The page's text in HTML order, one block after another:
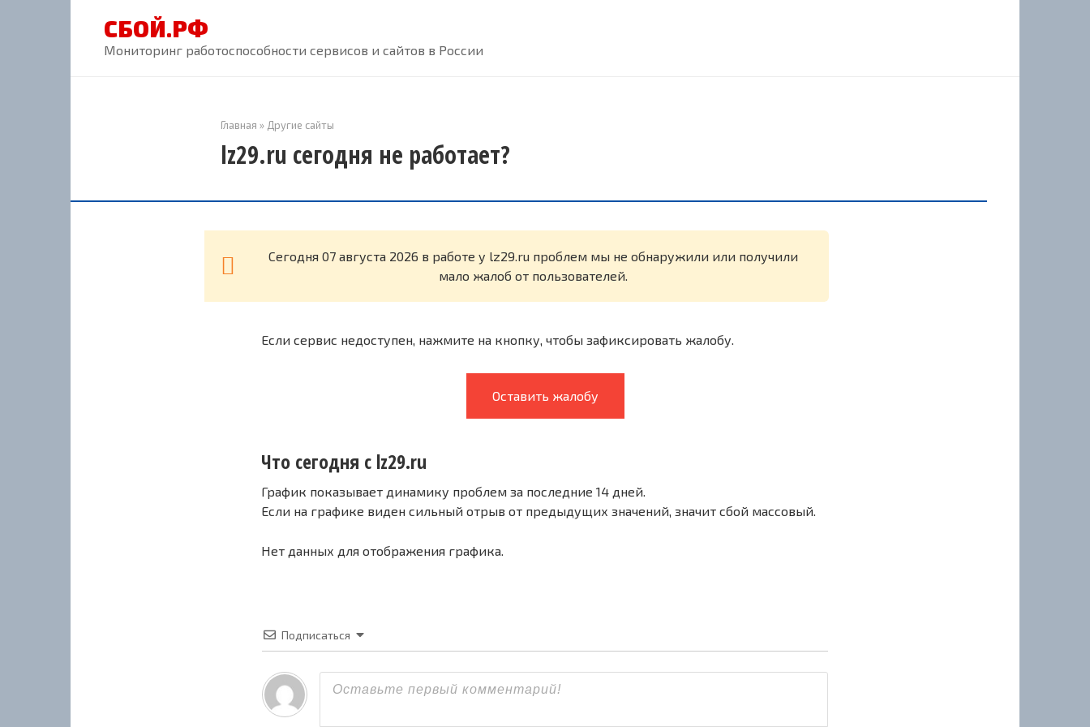
СБОЙ.РФ
Мониторинг работоспособности сервисов и сайтов в России
Главная » Другие сайты
lz29.ru сегодня не работает?
Cегодня 07 августа 2026 в работе у lz29.ru проблем мы не обнаружили или получили
мало жалоб от пользователей.
Если сервис недоступен, нажмите на кнопку, чтобы зафиксировать жалобу.
Оставить жалобу
Что сегодня с lz29.ru
График показывает динамику проблем за последние 14 дней.
Если на графике виден сильный отрыв от предыдущих значений, значит сбой массовый.
Нет данных для отображения графика.
Подписаться